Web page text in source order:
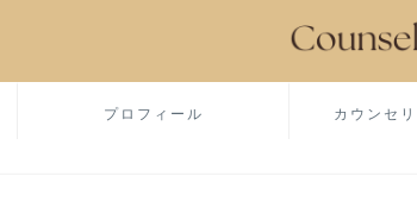
プロフィール カウンセ